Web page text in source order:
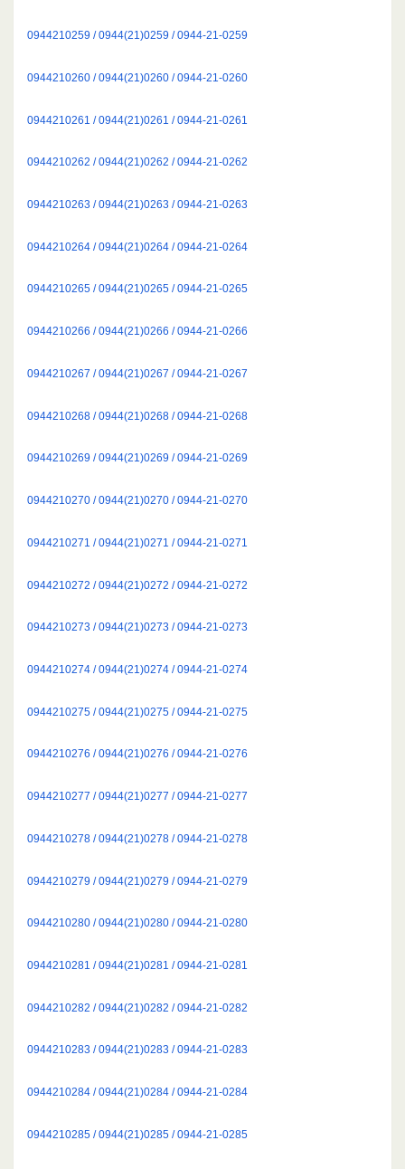
0944210259 / 0944(21)0259 / 0944-21-0259
0944210260 / 0944(21)0260 / 0944-21-0260
0944210261 / 0944(21)0261 / 0944-21-0261
0944210262 / 0944(21)0262 / 0944-21-0262
0944210263 / 0944(21)0263 / 0944-21-0263
0944210264 / 0944(21)0264 / 0944-21-0264
0944210265 / 0944(21)0265 / 0944-21-0265
0944210266 / 0944(21)0266 / 0944-21-0266
0944210267 / 0944(21)0267 / 0944-21-0267
0944210268 / 0944(21)0268 / 0944-21-0268
0944210269 / 0944(21)0269 / 0944-21-0269
0944210270 / 0944(21)0270 / 0944-21-0270
0944210271 / 0944(21)0271 / 0944-21-0271
0944210272 / 0944(21)0272 / 0944-21-0272
0944210273 / 0944(21)0273 / 0944-21-0273
0944210274 / 0944(21)0274 / 0944-21-0274
0944210275 / 0944(21)0275 / 0944-21-0275
0944210276 / 0944(21)0276 / 0944-21-0276
0944210277 / 0944(21)0277 / 0944-21-0277
0944210278 / 0944(21)0278 / 0944-21-0278
0944210279 / 0944(21)0279 / 0944-21-0279
0944210280 / 0944(21)0280 / 0944-21-0280
0944210281 / 0944(21)0281 / 0944-21-0281
0944210282 / 0944(21)0282 / 0944-21-0282
0944210283 / 0944(21)0283 / 0944-21-0283
0944210284 / 0944(21)0284 / 0944-21-0284
0944210285 / 0944(21)0285 / 0944-21-0285